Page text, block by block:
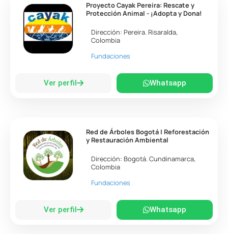
Proyecto Cayak Pereira: Rescate y
Protección Animal - ¡Adopta y Dona!
Dirección: Pereira. Risaralda,
Colombia
Fundaciones
Ver perfil Whatsapp
Red de Árboles Bogotá | Reforestación
y Restauración Ambiental
Dirección: Bogotá.Cundinamarca,
Colombia
Fundaciones
Ver perfil Whatsapp